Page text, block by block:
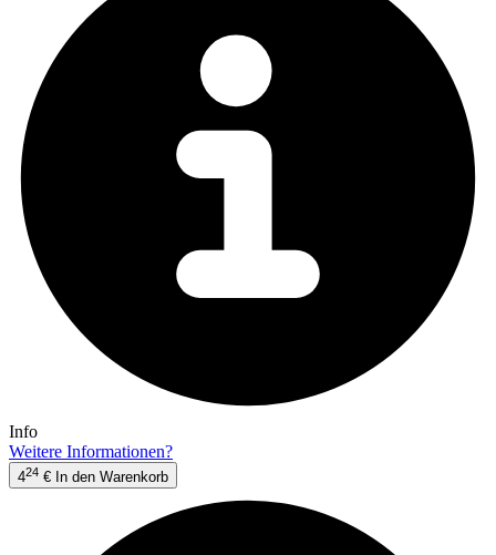
Info
Weitere Informationen?
424 € In den Warenkorb